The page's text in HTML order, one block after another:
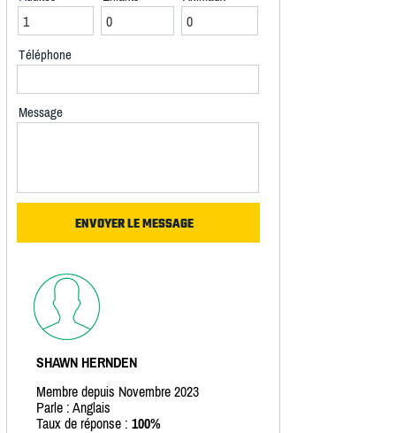
Téléphone
Message
SHAWN HERNDEN
Membre depuis Novembre 2023
Parle : Anglais
Taux de réponse : 100%